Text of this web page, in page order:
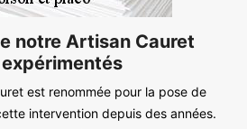
notre Artisan Cauret
est renommée pour la pose de
intervention depuis des années.